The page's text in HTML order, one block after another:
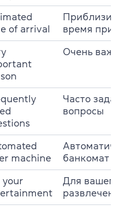
of arrival
время
Очень
Часто
вопросы
machine
банкомат
your
Для вашего